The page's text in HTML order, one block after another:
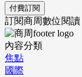
付費訂閱
訂閱商周數位閱讀
內容分類
焦點
國際